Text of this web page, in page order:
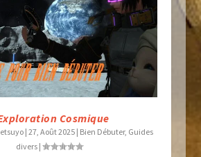
Cosmique
| 27, Août 2025| Bien Débuter, Guides
divers|